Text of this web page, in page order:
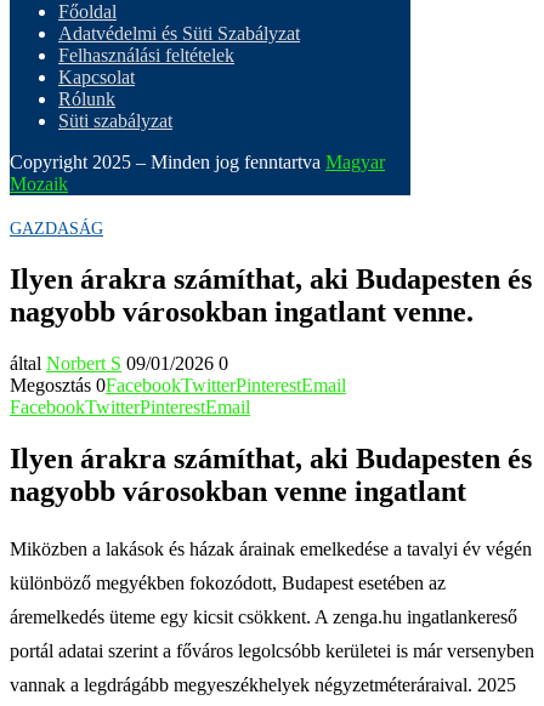
Főoldal
Adatvédelmi és Süti Szabályzat
Felhasználási feltételek
Kapcsolat
Rólunk
Süti szabályzat
Copyright 2025 – Minden jog fenntartva Magyar
Mozaik
GAZDASÁG
Ilyen árakra számíthat, aki Budapesten és
nagyobb városokban ingatlant venne.
által Norbert S 09/01/2026 0
Megosztás 0FacebookTwitterPinterestEmail
FacebookTwitterPinterestEmail
Ilyen árakra számíthat, aki Budapesten és
nagyobb városokban venne ingatlant
Miközben a lakások és házak árainak emelkedése a tavalyi év végén
különböző megyékben fokozódott, Budapest esetében az
áremelkedés üteme egy kicsit csökkent. A zenga.hu ingatlankereső
portál adatai szerint a főváros legolcsóbb kerületei is már versenyben
vannak a legdrágább megyeszékhelyek négyzetméteráraival. 2025